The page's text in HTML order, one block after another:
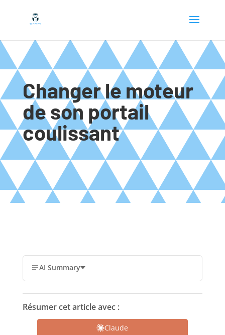
Changer le moteur
de son portail
coulissant
AI Summary
Résumer cet article avec :
Claude